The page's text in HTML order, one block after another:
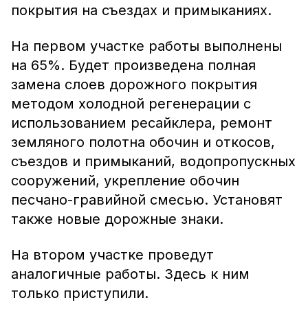
покрытия на съездах и примыканиях.
На первом участке работы выполнены
на 65%. Будет произведена полная
замена слоев дорожного покрытия
методом холодной регенерации с
использованием ресайклера, ремонт
земляного полотна обочин и откосов,
съездов и примыканий, водопропускных
сооружений, укрепление обочин
песчано-гравийной смесью. Установят
также новые дорожные знаки.
На втором участке проведут
аналогичные работы. Здесь к ним
только приступили.